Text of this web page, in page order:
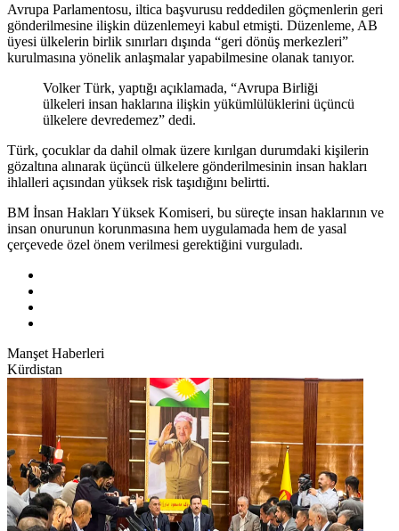
Avrupa Parlamentosu, iltica başvurusu reddedilen göçmenlerin geri
gönderilmesine ilişkin düzenlemeyi kabul etmişti. Düzenleme, AB
üyesi ülkelerin birlik sınırları dışında “geri dönüş merkezleri”
kurulmasına yönelik anlaşmalar yapabilmesine olanak tanıyor.
Volker Türk, yaptığı açıklamada, “Avrupa Birliği
ülkeleri insan haklarına ilişkin yükümlülüklerini üçüncü
ülkelere devredemez” dedi.
Türk, çocuklar da dahil olmak üzere kırılgan durumdaki kişilerin
gözaltına alınarak üçüncü ülkelere gönderilmesinin insan hakları
ihlalleri açısından yüksek risk taşıdığını belirtti.
BM İnsan Hakları Yüksek Komiseri, bu süreçte insan haklarının ve
insan onurunun korunmasına hem uygulamada hem de yasal
çerçevede özel önem verilmesi gerektiğini vurguladı.
Manşet Haberleri
Kürdistan